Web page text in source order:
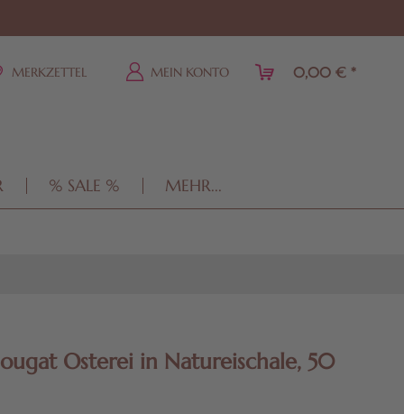
MERKZETTEL MEIN KONTO 0,00 € *
% SALE % MEHR...
Osterei in Natureischale, 50